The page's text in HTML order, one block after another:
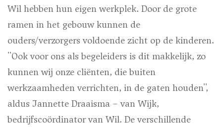
Wil hebben hun eigen werkplek. Door de grote
ramen in het gebouw kunnen de
ouders/verzorgers voldoende zicht op de kinderen.
''Ook voor ons als begeleiders is dit makkelijk, zo
kunnen wij onze cliënten, die buiten
werkzaamheden verrichten, in de gaten houden'',
aldus Jannette Draaisma – van Wijk,
bedrijfscoördinator van Wil. De verschillende